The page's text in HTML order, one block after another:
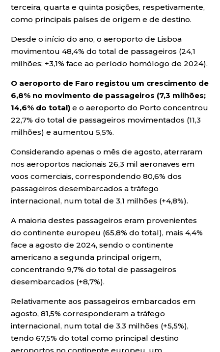
terceira, quarta e quinta posições, respetivamente,
como principais países de origem e de destino.
Desde o início do ano, o aeroporto de Lisboa
movimentou 48,4% do total de passageiros (24,1
milhões; +3,1% face ao período homólogo de 2024).
O aeroporto de Faro registou um crescimento de
6,8% no movimento de passageiros (7,3 milhões;
14,6% do total) e o aeroporto do Porto concentrou
22,7% do total de passageiros movimentados (11,3
milhões) e aumentou 5,5%.
Considerando apenas o mês de agosto, aterraram
nos aeroportos nacionais 26,3 mil aeronaves em
voos comerciais, correspondendo 80,6% dos
passageiros desembarcados a tráfego
internacional, num total de 3,1 milhões (+4,8%).
A maioria destes passageiros eram provenientes
do continente europeu (65,8% do total), mais 4,4%
face a agosto de 2024, sendo o continente
americano a segunda principal origem,
concentrando 9,7% do total de passageiros
desembarcados (+8,7%).
Relativamente aos passageiros embarcados em
agosto, 81,5% corresponderam a tráfego
internacional, num total de 3,3 milhões (+5,5%),
tendo 67,5% do total como principal destino
aeroportos no continente europeu, um